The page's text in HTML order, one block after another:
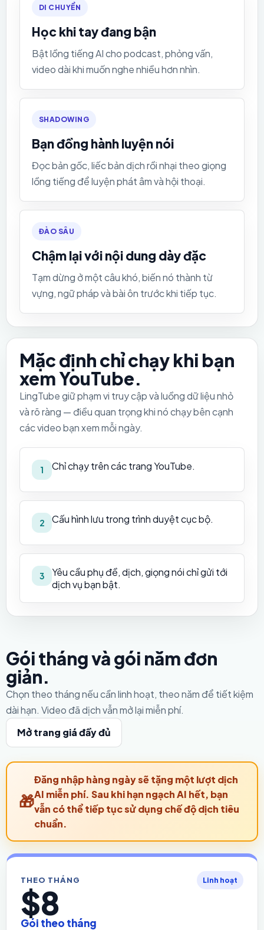
DI CHUYỂN
Học khi tay đang bận
Bật lồng tiếng AI cho podcast, phỏng vấn,
video dài khi muốn nghe nhiều hơn nhìn.
SHADOWING
Bạn đồng hành luyện nói
Đọc bản gốc, liếc bản dịch rồi nhại theo giọng
lồng tiếng để luyện phát âm và hội thoại.
ĐÀO SÂU
Chậm lại với nội dung dày đặc
Tạm dừng ở một câu khó, biến nó thành từ
vựng, ngữ pháp và bài ôn trước khi tiếp tục.
Mặc định chỉ chạy khi bạn
xem YouTube.
LingTube giữ phạm vi truy cập và luồng dữ liệu nhỏ
và rõ ràng — điều quan trọng khi nó chạy bên cạnh
các video bạn xem mỗi ngày.
1 Chỉ chạy trên các trang YouTube.
2 Cấu hình lưu trong trình duyệt cục bộ.
3
Yêu cầu phụ đề, dịch, giọng nói chỉ gửi tới
dịch vụ bạn bật.
Gói tháng và gói năm đơn
giản.
Chọn theo tháng nếu cần linh hoạt, theo năm để tiết kiệm
dài hạn. Video đã dịch vẫn mở lại miễn phí.
Mở trang giá đầy đủ
Đăng nhập hàng ngày sẽ tặng một lượt dịch
AI miễn phí. Sau khi hạn ngạch AI hết, bạn
vẫn có thể tiếp tục sử dụng chế độ dịch tiêu
chuẩn.
THEO THÁNG Linh hoạt
$8
Gói theo tháng